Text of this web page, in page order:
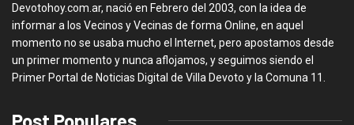
Devotohoy.com.ar, nació en Febrero del 2003, con la idea de
informar a los Vecinos y Vecinas de forma Online, en aquel
momento no se usaba mucho el Internet, pero apostamos desde
un primer momento y nunca aflojamos, y seguimos siendo el
Primer Portal de Noticias Digital de Villa Devoto y la Comuna 11.
Post Populares